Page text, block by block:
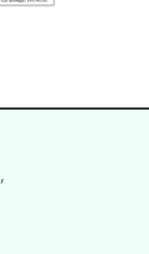
,